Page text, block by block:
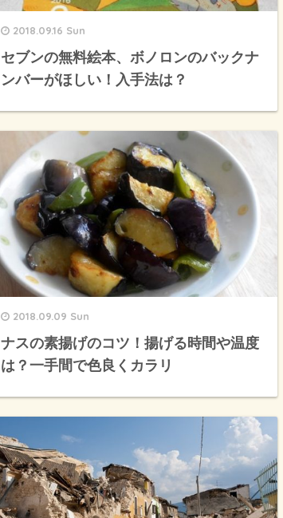
2018.09.16 Sun
セブンの無料絵本、ボノロンのバックナ
ンバーがほしい！入手法は？
2018.09.09 Sun
ナスの素揚げのコツ！揚げる時間や温度
は？一手間で色良くカラリ